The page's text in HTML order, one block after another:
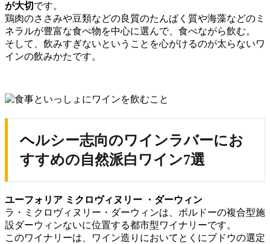
が大切です。
鶏肉のささみや豆類などの良質のたんぱく質や海藻などのミ
ネラルが豊富な食べ物を中心に選んで、食べながら飲む。
そして、飲みすぎないということを心がけるのが太らないワ
インの飲みかたです。
ヘルシー志向のワインラバーにお
すすめの自然派白ワイン7選
ユーフォリア ミクロヴィヌリー ・ダーウィン
ラ・ミクロヴィヌリー・ダーウィンは、ボルドーの複合型施
設ダーウィンないに位置する都市型ワイナリーです。
このワイナリーは、ワイン造りにおいてとくにブドウの選定